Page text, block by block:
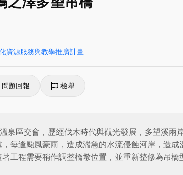
資源服務與教學推廣計畫
問題回報 檢舉
泉區交會，歷經伐木時代與觀光發展，多望溪
每逢颱風豪雨，造成湍急的水流侵蝕河岸，造
工程需要稍作調整橋墩位置，並重新整修為吊
管理費用；橋身則以在太平山首度被發現的台